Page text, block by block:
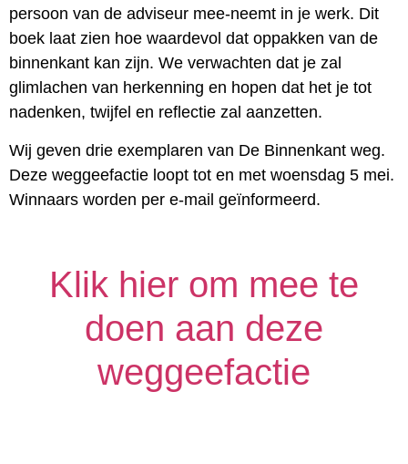
persoon van de adviseur mee-neemt in je werk. Dit
boek laat zien hoe waardevol dat oppakken van de
binnenkant kan zijn. We verwachten dat je zal
glimlachen van herkenning en hopen dat het je tot
nadenken, twijfel en reflectie zal aanzetten.
Wij geven drie exemplaren van De Binnenkant weg.
Deze weggeefactie loopt tot en met woensdag 5 mei.
Winnaars worden per e-mail geïnformeerd.
Klik hier om mee te
doen aan deze
weggeefactie